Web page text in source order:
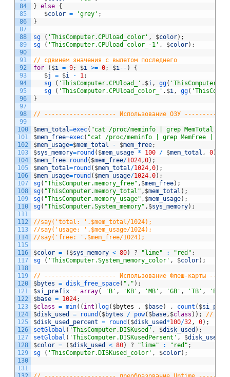
84
85
86
87
88
89
90
91
92
93
94
95
96
97
98
99
100
101
102
103
104
105
106
107
108
109
110
111
112
113
114
115
116
117
118
119
120
121
122
123
124
125
126
127
128
129
130
131
} else {
$color = 'grey' ;
}
sg ( 'ThisComputer.CPUload_color' , $color) ;
sg
( 'ThisComputer.CPUload_color_-1' , $color) ;
// сдвинем значения с вылетом последнего
for
( $i = 9; $i >= 0; $i-- )
{
$j = $i - 1;
sg
( 'ThisComputer.CPUload_' . $i, gg(
sg
( 'ThisComputer.CPUload_color_' . $i, gg(
}
// -------------------- Использование ОЗУ
$mem_total=exec( "cat /proc/meminfo | grep MemTotal |
$mem_free=exec( "cat /proc/meminfo | grep MemFree |
$mem_usage=$mem_total - $mem_free;
$sys_memory=round ( $mem_usage * 100 / $mem_total , 0)
$mem_free=round ( $mem_free/1024,0) ;
$mem_total=round ( $mem_total/1024,0) ;
$mem_usage=round ( $mem_usage/1024,0) ;
sg( "ThisComputer.memory_free" , $mem_free) ;
sg( "ThisComputer.memory_total" , $mem_total ) ;
sg( "ThisComputer.memory_usage" , $mem_usage) ;
sg( "ThisComputer.System_memory" , $sys_memory) ;
//say('total: '.$mem_total/1024);
//say('usage: '.$mem_usage/1024);
//say('free: '.$mem_free/1024);
$color = ( $sys_memory < 80) ? "lime" : "red" ;
sg
( 'ThisComputer.System_memory_color' , $color) ;
// -------------------- Использование Флеш-
$bytes = disk_free_space( "." ) ;
$si_prefix = array( 'B' , 'KB' , 'MB' , 'GB' , 'TB' , 'EB'
$base = 1024;
$class = min( ( int ) log( $bytes , $base) , count ( $
$disk_used = round ( $bytes / pow( $base, $class ) ) ;
// . ' '
$disk_used_percent = round ( $disk_used *100/32, 0) ;
setGlobal ( 'ThisComputer.DISKused' , $disk_used ) ;
setGlobal ( 'ThisComputer.DISKusedPersent' , $
$color = ( $disk_used < 80) ? "lime" : "red" ;
sg
( 'ThisComputer.DISKused_color' , $color) ;